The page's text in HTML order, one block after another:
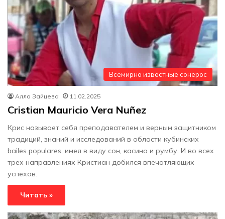
Всемирно известные сонерос
Алла Зайцева 11.02.2025
Cristian Mauricio Vera Nuñez
Крис называет себя преподавателем и верным защитником
традиций, знаний и исследований в области кубинских
bailes populares, имея в виду сон, касино и румбу. И во всех
трех направлениях Кристиан добился впечатляющих
успехов.
Читать »